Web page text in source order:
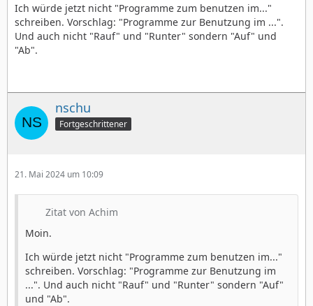
Ich würde jetzt nicht "Programme zum benutzen im..."
schreiben. Vorschlag: "Programme zur Benutzung im ...".
Und auch nicht "Rauf" und "Runter" sondern "Auf" und
"Ab".
nschu
Fortgeschrittener
21. Mai 2024 um 10:09
Zitat von Achim
Moin.
Ich würde jetzt nicht "Programme zum benutzen im..."
schreiben. Vorschlag: "Programme zur Benutzung im
...". Und auch nicht "Rauf" und "Runter" sondern "Auf"
und "Ab".